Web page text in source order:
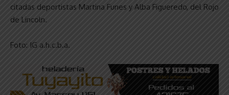
citadas deportistas Martina Funes y Alba Figueredo, del Rojo
de Lincoln.
Foto: IG a.h.c.b.a.